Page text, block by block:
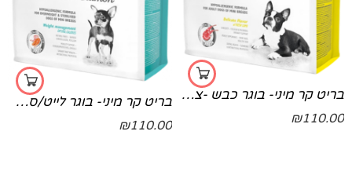
בריט קר מיני- בוגר כבש -צהוב זוהר 2 קג
₪110.00
בריט קר מיני- בוגר לייט/סטרייליז- טורקיז 2 מ"ל
₪110.00